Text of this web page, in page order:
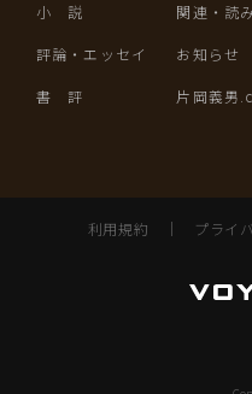
小 説
評論・エッセイ
書 評
関連・読
お知らせ
片岡義男
利用規約 ｜ プライ